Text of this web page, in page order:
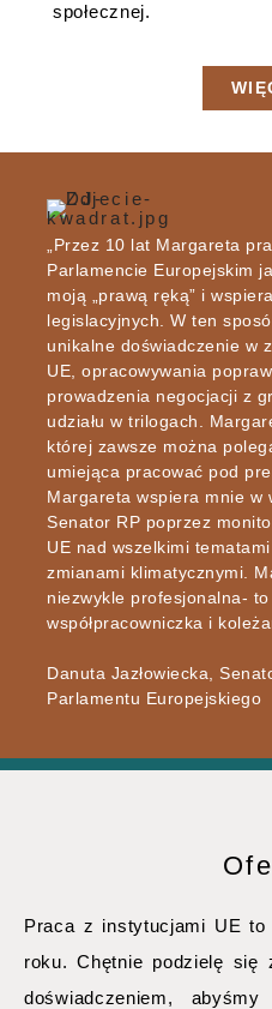
społecznej.
„Przez 10 lat Margareta
Parlamencie Europejskim
moją „prawą ręką” i
legislacyjnych. W ten
unikalne doświadczenie w
UE, opracowywania
prowadzenia negocjacji z
udziału w trilogach.
której zawsze można
umiejąca pracować pod
Margareta wspiera mnie w
Senator RP poprzez
UE nad wszelkimi
zmianami klimatycznymi.
niezwykle profesjonalna-
współpracowniczka i
Danuta Jazłowiecka,
Parlamentu Europejskiego
Praca z instytucjami UE
roku. Chętnie podzielę się
doświadczeniem,